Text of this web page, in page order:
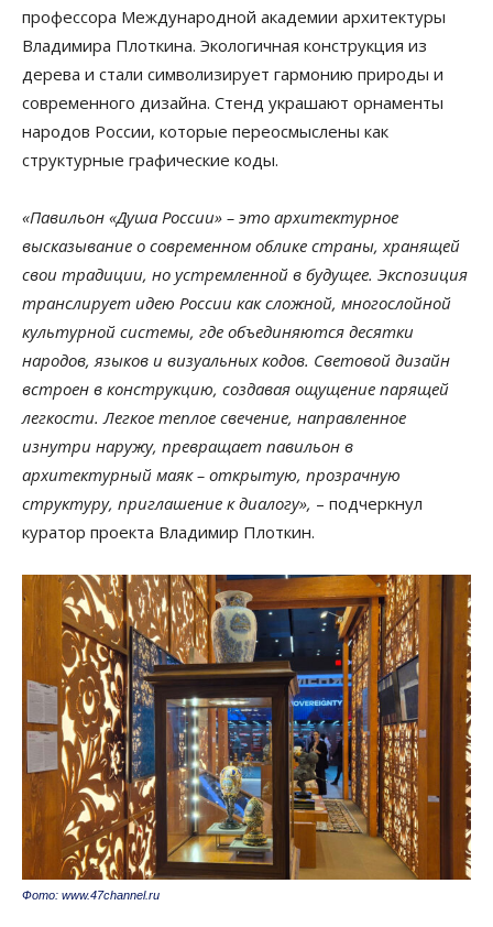
профессора Международной академии архитектуры
Владимира Плоткина. Экологичная конструкция из
дерева и стали символизирует гармонию природы и
современного дизайна. Стенд украшают орнаменты
народов России, которые переосмыслены как
структурные графические коды.
«Павильон «Душа России» – это архитектурное
высказывание о современном облике страны, хранящей
свои традиции, но устремленной в будущее. Экспозиция
транслирует идею России как сложной, многослойной
культурной системы, где объединяются десятки
народов, языков и визуальных кодов. Световой дизайн
встроен в конструкцию, создавая ощущение парящей
легкости. Легкое теплое свечение, направленное
изнутри наружу, превращает павильон в
архитектурный маяк – открытую, прозрачную
структуру, приглашение к диалогу», – подчеркнул
куратор проекта Владимир Плоткин.
Фото: www.47channel.ru